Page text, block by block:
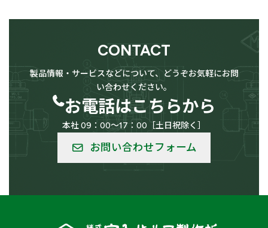
供給設備用
CONTACT
製品情報・サービスなどについて、どうぞお気軽にお問
い合わせください。
お電話はこちらから
本社 09：00～17：00［土日祝除く］
お問い合わせフォーム